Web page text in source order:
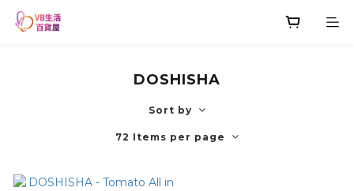
DOSHISHA
Sort by
72 Items per page